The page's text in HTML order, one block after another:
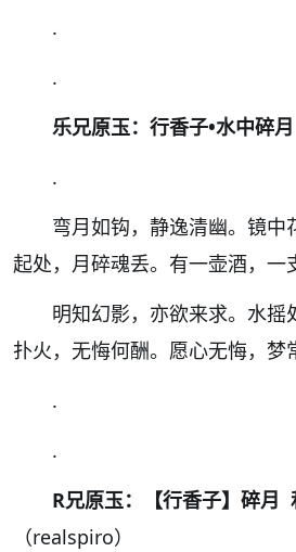
.
.
乐兄原玉：行香子•水中碎月
.
弯月如钩，静逸清幽。镜中
起处，月碎魂丢。有一壶酒，一
明知幻影，亦欲来求。水摇
扑火，无悔何酬。愿心无悔，梦
.
.
R兄原玉：【行香子】碎月
（realspiro）